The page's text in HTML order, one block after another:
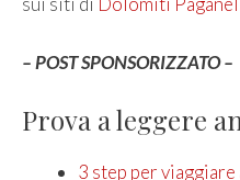
– POST SPONSORIZZATO –
Prova a leggere
3 step per